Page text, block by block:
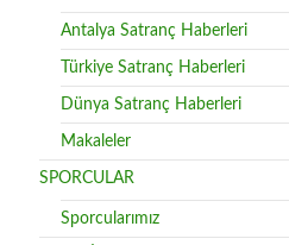
Antalya Satranç Haberleri
Türkiye Satranç Haberleri
Dünya Satranç Haberleri
Makaleler
SPORCULAR
Sporcularımız